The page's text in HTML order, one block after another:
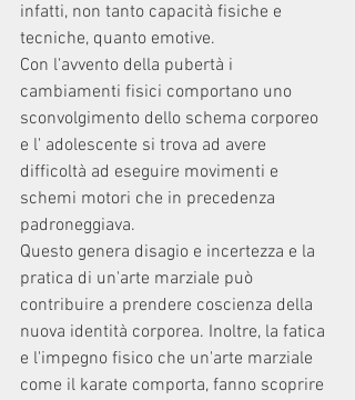
infatti, non tanto capacità fisiche e
tecniche, quanto emotive.
Con l'avvento della pubertà i
cambiamenti fisici comportano uno
sconvolgimento dello schema corporeo
e l' adolescente si trova ad avere
difficoltà ad eseguire movimenti e
schemi motori che in precedenza
padroneggiava.
Questo genera disagio e incertezza e la
pratica di un'arte marziale può
contribuire a prendere coscienza della
nuova identità corporea. Inoltre, la fatica
e l'impegno fisico che un'arte marziale
come il karate comporta, fanno scoprire